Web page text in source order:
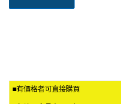
■有價格者可直接購買